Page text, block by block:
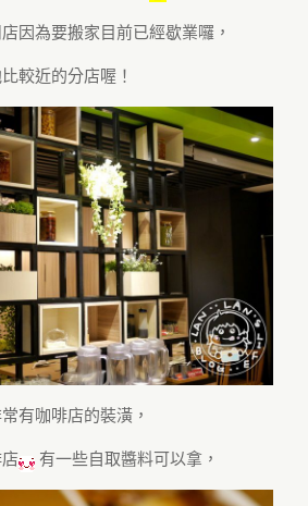
因為要搬家目前已經歇業囉，
較近的分店喔！
有咖啡店的裝潢，
有一些自取醬料可以拿，